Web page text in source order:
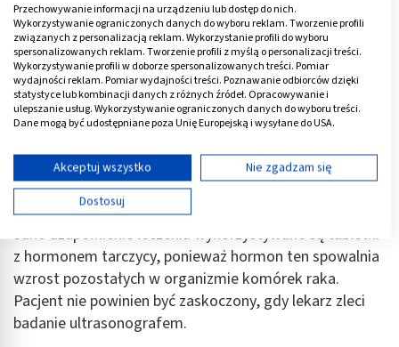
Podstawową metodą jest leczenie operacyjne, ale
stosuje się także terapię radioaktywnym jodem. Z
kolei radioterapia i chemioterapia są stosowane
znacznie rzadziej. Warto zaznaczyć, że nawet w
przypadku niewielkich zmian możliwe jest usunięcie
tylko części tarczycy. Niektóre osoby, którym usunięto
na przykład jeden płat, są następnie poddawane
kolejnej operacji, w trakcie której usuwane są
pozostałości narządu.
Jako uzupełnienie leczenia wykorzystywane są tabletki
z hormonem tarczycy, ponieważ hormon ten spowalnia
wzrost pozostałych w organizmie komórek raka.
Pacjent nie powinien być zaskoczony, gdy lekarz zleci
badanie ultrasonografem.
Przechowywanie informacji na urządzeniu lub dostęp do nich.
Wykorzystywanie ograniczonych danych do wyboru reklam. Tworzenie profili
związanych z personalizacją reklam. Wykorzystanie profili do wyboru
spersonalizowanych reklam. Tworzenie profili z myślą o personalizacji treści.
Wykorzystywanie profili w doborze spersonalizowanych treści. Pomiar
wydajności reklam. Pomiar wydajności treści. Poznawanie odbiorców dzięki
statystyce lub kombinacji danych z różnych źródeł. Opracowywanie i
ulepszanie usług. Wykorzystywanie ograniczonych danych do wyboru treści.
Dane mogą być udostępniane poza Unię Europejską i wysyłane do USA.
Wyświetl listę partnerów (11 dostawców IAB)
Używamy Twoich danych w następujących celach:
Cele przetwarzania IAB:
Przechowywanie informacji na urządzeniu lub
dostęp do nich
Wykorzystywanie ograniczonych danych do
wyboru reklam
Akceptuj wszystko
Nie zgadzam się
Dostosuj